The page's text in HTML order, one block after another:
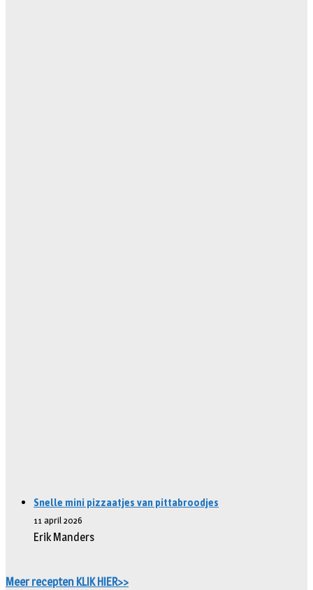
Snelle mini pizzaatjes van pittabroodjes
11 april 2026
Erik Manders
Meer recepten KLIK HIER>>